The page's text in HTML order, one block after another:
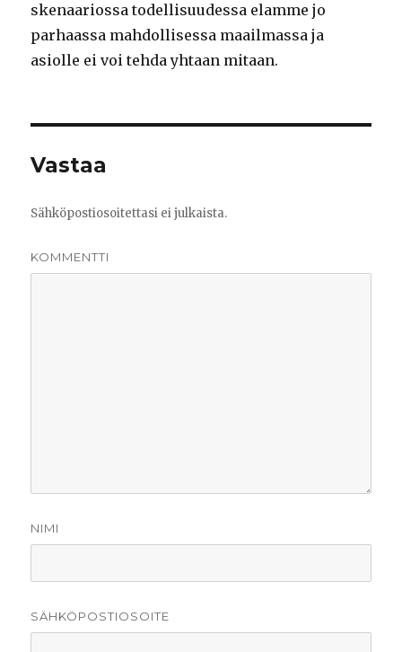
skenaariossa todellisuudessa elamme jo
parhaassa mahdollisessa maailmassa ja
asiolle ei voi tehda yhtaan mitaan.
Vastaa
Sähköpostiosoitettasi ei julkaista.
KOMMENTTI
NIMI
SÄHKÖPOSTIOSOITE